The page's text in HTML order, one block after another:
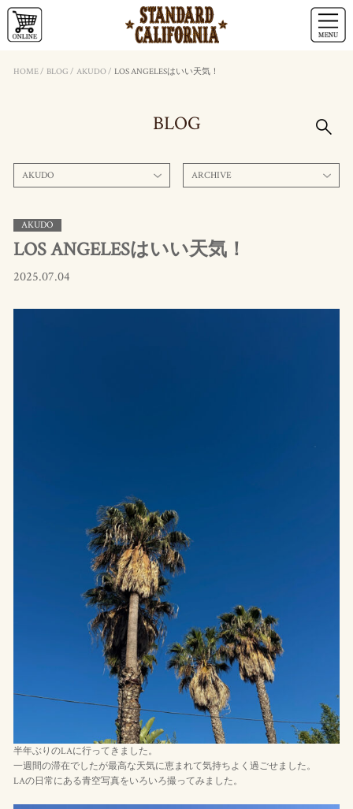
HOME/ BLOG / AKUDO/ LOS ANGELESはいい天気！
BLOG
AKUDO ARCHIVE
AKUDO
LOS ANGELESはいい天気！
2025.07.04
半年ぶりのLAに行ってきました。
一週間の滞在でしたが最高な天気に恵まれて気持ちよく過ごせました。
LAの日常にある青空写真をいろいろ撮ってみました。